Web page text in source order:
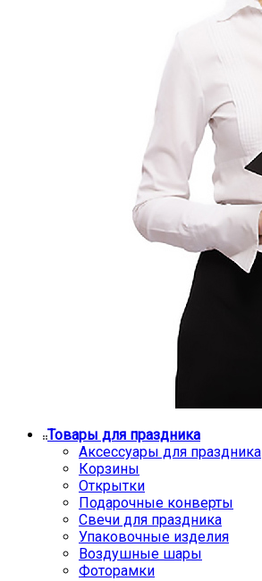
Товары для праздника
Аксессуары для праздника
Корзины
Открытки
Подарочные конверты
Свечи для праздника
Упаковочные изделия
Воздушные шары
Фоторамки